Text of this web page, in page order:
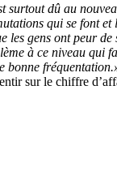
surtout dû au
qui se font et
les gens ont peur
à ce niveau qui
bonne
sur le chiffre